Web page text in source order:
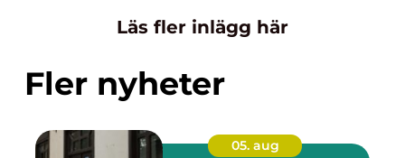
Läs fler inlägg här
Fler nyheter
05. aug